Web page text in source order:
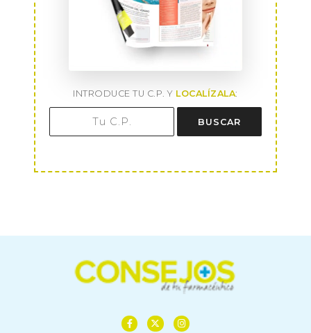
INTRODUCE TU C.P. Y LOCALÍZALA:
BUSCAR